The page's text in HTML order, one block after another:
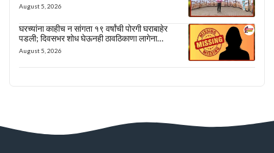
August 5, 2026
घरच्यांना काहीच न सांगता १९ वर्षांची पोरगी घराबाहेर
पडली; दिवसभर शोध घेऊनही ठावठिकाणा लागेना…
August 5, 2026